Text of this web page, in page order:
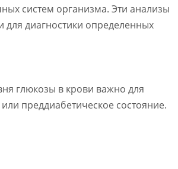
систем организма. Эти анализы
диагностики определенных
глюкозы в крови важно для
преддиабетическое состояние.